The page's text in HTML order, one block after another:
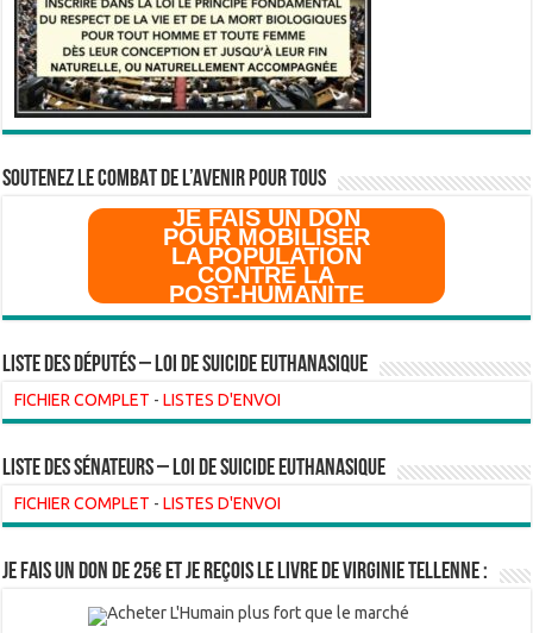
SOUTENEZ LE COMBAT DE L’AVenir pour Tous
JE FAIS UN DON
POUR MOBILISER
LA POPULATION
CONTRE LA
POST-HUMANITE
Liste des Députés – Loi de suicide euthanasique
FICHIER COMPLET -LISTES D'ENVOI
liste des sénateurs – loi de suicide euthanasique
FICHIER COMPLET -LISTES D'ENVOI
Je fais un don de 25€ et je reçois le livre de Virginie Tellenne :